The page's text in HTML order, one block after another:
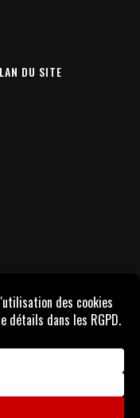
DU SITE